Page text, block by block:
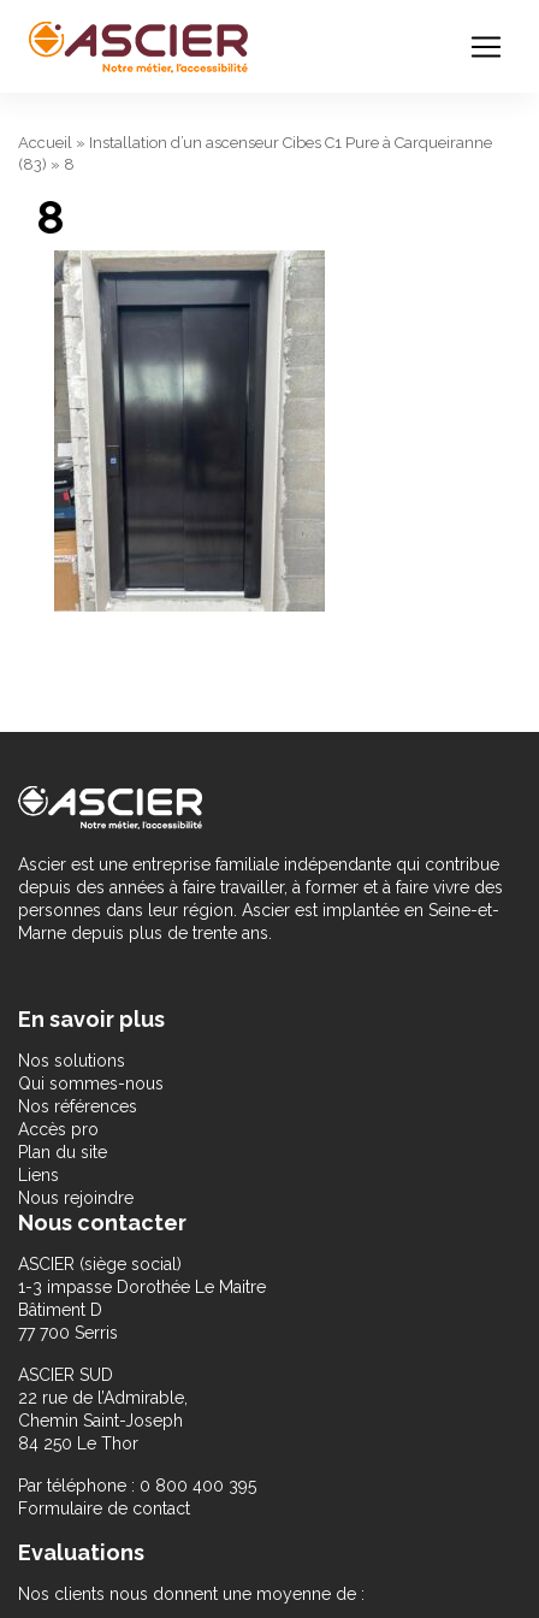
Accueil » Installation d’un ascenseur Cibes C1 Pure à Carqueiranne
(83) » 8
8
Ascier est une entreprise familiale indépendante qui contribue
depuis des années à faire travailler, à former et à faire vivre des
personnes dans leur région. Ascier est implantée en Seine-et-
Marne depuis plus de trente ans.
En savoir plus
Nos solutions
Qui sommes-nous
Nos références
Accès pro
Plan du site
Liens
Nous rejoindre
Nous contacter
ASCIER (siège social)
1-3 impasse Dorothée Le Maitre
Bâtiment D
77 700 Serris
ASCIER SUD
22 rue de l’Admirable,
Chemin Saint-Joseph
84 250 Le Thor
Par téléphone : 0 800 400 395
Formulaire de contact
Evaluations
Nos clients nous donnent une moyenne de :